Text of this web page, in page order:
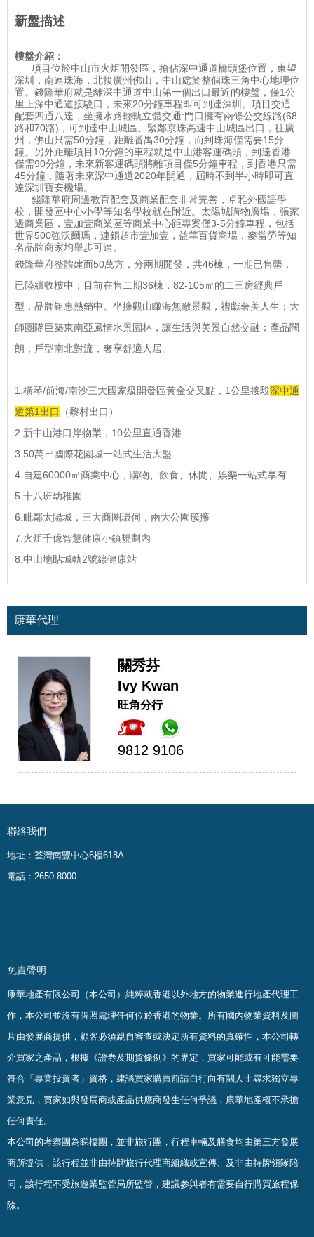
新盤描述
樓盤介紹：
項目位於中山市火炬開發區，搶佔深中通道橋頭堡位置，東望
深圳，南連珠海，北接廣州佛山，中山處於整個珠三角中心地理位
置。錢隆華府就是離深中通道中山第一個出口最近的樓盤，僅1公
里上深中通道接駁口，未來20分鐘車程即可到達深圳。項目交通
配套四通八達，坐擁水路輕軌立體交通:門口擁有兩條公交線路(68
路和70路)，可到達中山城區。緊鄰京珠高速中山城區出口，往廣
州，佛山只需50分鐘，距離番禺30分鐘，而到珠海僅需要15分
鐘。另外距離項目10分鐘的車程就是中山港客運碼頭，到達香港
僅需90分鐘，未來新客運碼頭將離項目僅5分鐘車程，到香港只需
45分鐘，隨著未來深中通道2020年開通，屆時不到半小時即可直
達深圳寶安機場。
錢隆華府周邊教育配套及商業配套非常完善，卓雅外國語學
校，開發區中心小學等知名學校就在附近。太陽城購物廣場，張家
邊商業區，壹加壹商業區等商業中心距專案僅3-5分鐘車程，包括
世界500強沃爾瑪，連鎖超市壹加壹，益華百貨商場，麥當勞等知
名品牌商家均舉步可達。
錢隆華府整體建面50萬方，分兩期開發，共46棟，一期已售罄，
已陸續收樓中；目前在售二期36棟，82-105㎡的二三房經典戶
型，品牌钜惠熱銷中。坐擁觀山瞰海無敵景觀，禮獻奢美人生；大
師團隊巨築東南亞風情水景園林，讓生活與美景自然交融；產品闊
朗，戶型南北對流，奢享舒適人居。
1.橫琴/前海/南沙三大國家級開發區黃金交叉點，1公里接駁深中通
道第1出口
（黎村出口）
2.新中山港口岸物業，10公里直通香港
3.50萬㎡國際花園城一站式生活大盤
4.自建60000㎡商業中心，購物、飲食、休閒、娛樂一站式享有
5.十八班幼稚園
6.毗鄰太陽城，三大商圈環伺，兩大公園簇擁
7.火炬千億智慧健康小鎮規劃內
8.中山地貼城軌2號線健康站
康華代理
關秀芬
Ivy Kwan
旺角分行
9812 9106
聯絡我們
地址：荃灣南豐中心6樓618A
電話：2650 8000
免責聲明
康華地產有限公司（本公司）純粹就香港以外地方的物業進行地產代理工
作，本公司並沒有牌照處理任何位於香港的物業。 所有國內物業資料及圖
片由發展商提供，顧客必須親自審查或決定所有資料的真確性 ， 本公司轉
介買家之產品，根據《證劵及期貨條例》的界定，買家可能或有可能需要
符合「專業投資者」資格，建議買家購買前請自行向有關人士尋求獨立專
業意見，買家如與發展商或產品供應商發生任何爭議，康華地產概不承擔
任何責任。
本公司的考察團為睇樓團，並非旅行團，行程車輛及膳食均由第三方發展
商所提供，該行程並非由持牌旅行代理商組織或宣傳、及非由持牌領隊陪
同，該行程不受旅遊業監管局所監管，建議參與者有需要自行購買旅程保
險。